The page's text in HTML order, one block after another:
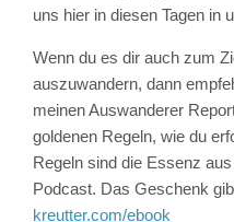
uns hier in diesen Tagen in
Wenn du es dir auch zum
auszuwandern, dann
meinen Auswanderer
goldenen Regeln, wie du
Regeln sind die Essenz
Podcast. Das Geschenk
kreutter.com/ebook